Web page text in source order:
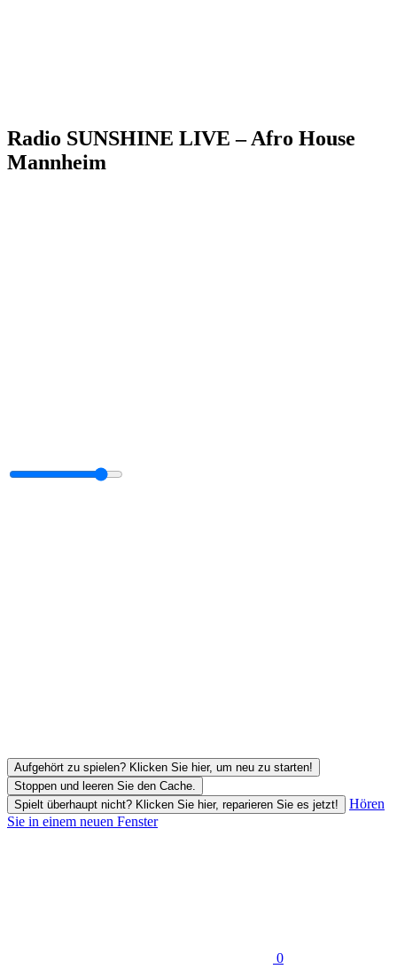
Radio SUNSHINE LIVE – Afro House
Mannheim
Aufgehört zu spielen? Klicken Sie hier, um neu zu starten!
Stoppen und leeren Sie den Cache.
Spielt überhaupt nicht? Klicken Sie hier, reparieren Sie es jetzt!
Hören
Sie in einem neuen Fenster
0